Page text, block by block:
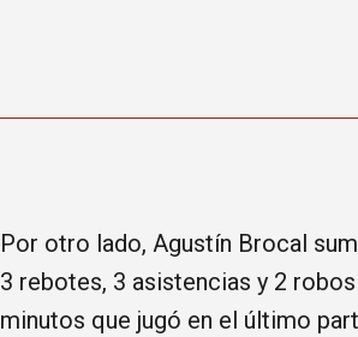
Por otro lado, Agustín Brocal
3 rebotes, 3 asistencias y 2
minutos que jugó en el último